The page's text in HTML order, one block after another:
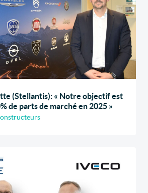
(Stellantis): « Notre objectif est
de parts de marché en 2025 »